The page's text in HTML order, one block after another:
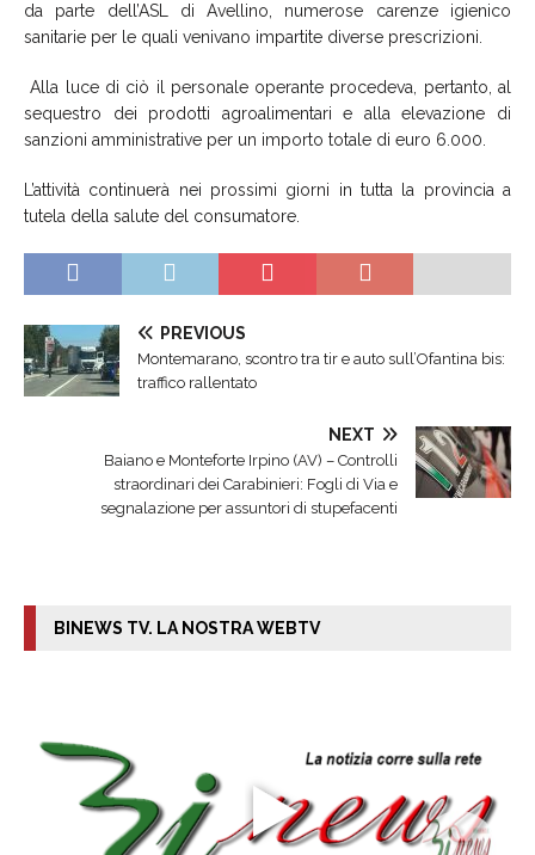
da parte dell’ASL di Avellino, numerose carenze igienico
sanitarie per le quali venivano impartite diverse prescrizioni.
Alla luce di ciò il personale operante procedeva, pertanto, al
sequestro dei prodotti agroalimentari e alla elevazione di
sanzioni amministrative per un importo totale di euro 6.000.
L’attività continuerà nei prossimi giorni in tutta la provincia a
tutela della salute del consumatore.
PREVIOUS
Montemarano, scontro tra tir e auto sull’Ofantina bis:
traffico rallentato
NEXT
Baiano e Monteforte Irpino (AV) – Controlli
straordinari dei Carabinieri: Fogli di Via e
segnalazione per assuntori di stupefacenti
BINEWS TV. LA NOSTRA WEBTV